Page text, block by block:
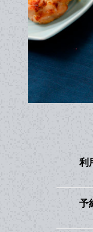
利
予